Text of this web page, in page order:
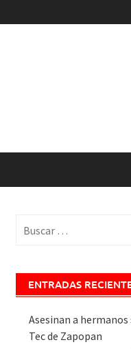
ENTRADAS
Asesinan a
Tec de Zapopan